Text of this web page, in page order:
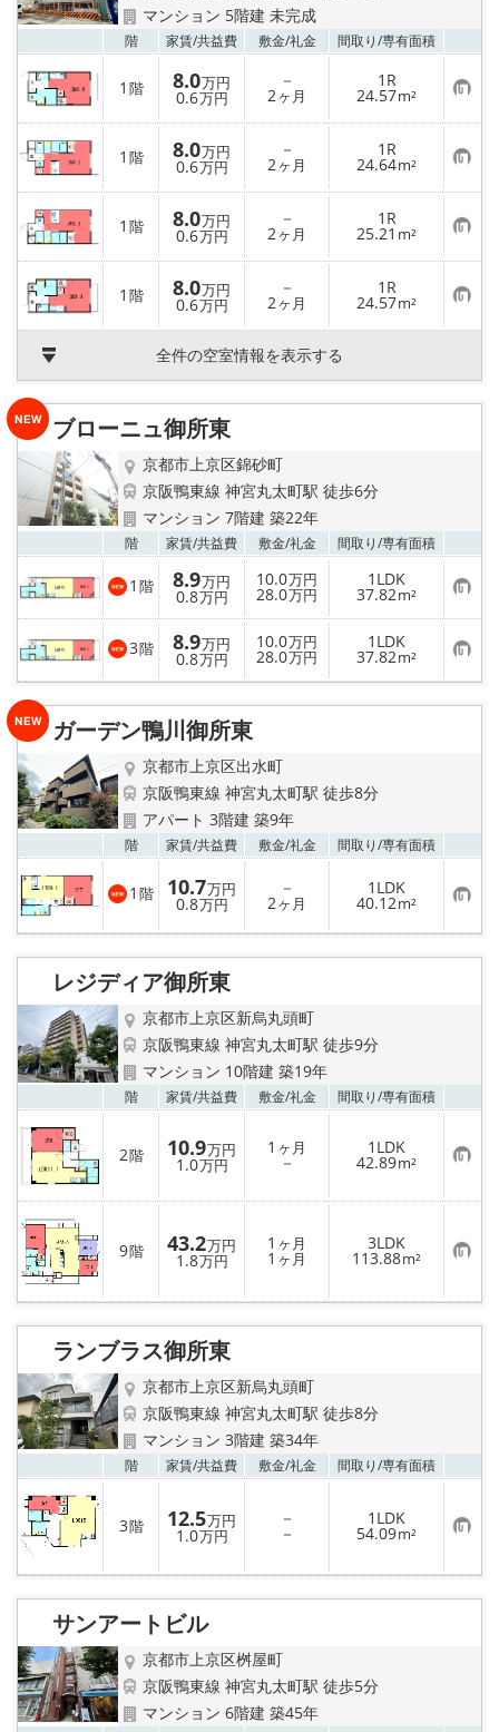
マンション 5階建 未完成
階 家賃/共益費 敷金/礼金 間取り/専有面積
1 階 8.0万円
0.6万円
－
2ヶ月
1R
24.57m² お
気
に
入
り
登
録
1 階 8.0万円
0.6万円
－
2ヶ月
1R
24.64m² お
気
に
入
り
登
録
1 階 8.0万円
0.6万円
－
2ヶ月
1R
25.21 m² お
気
に
入
り
登
録
1 階 8.0万円
0.6万円
－
2ヶ月
1R
24.57m² お
気
に
登
全件の空室情報を表示する
ブローニュ御所東
京都市上京区錦砂町
京阪鴨東線 神宮丸太町駅 徒歩6分
マンション 7階建 築22年
階 家賃/共益費 敷金/礼金 間取り/専有面積
1 階 8.9万円
0.8万円
10.0万円
28.0万円
1LDK
37.82m² お
気
に
入
り
登
録
3階 8.9万円
0.8万円
10.0万円
28.0万円
1LDK
37.82m² お
気
に
入
ガーデン鴨川御所東
京都市上京区出水町
京阪鴨東線 神宮丸太町駅 徒歩8分
アパート 3階建 築9年
階 家賃/共益費 敷金/礼金 間取り/専有面積
1 階 10.7万円
0.8万円
－
2ヶ月
1LDK
40.12m² お
気
に
り
レジディア御所東
京都市上京区新烏丸頭町
京阪鴨東線 神宮丸太町駅 徒歩9分
マンション 10階建 築19年
階 家賃/共益費 敷金/礼金 間取り/専有面積
2階 10.9万円
1.0万円
1 ヶ月
－
1LDK
42.89m² お
気
に
入
り
登
録
9階 43.2万円
1.8万円
1 ヶ月
1 ヶ月
3LDK
113.88m² お
気
に
入
ランブラス御所東
京都市上京区新烏丸頭町
京阪鴨東線 神宮丸太町駅 徒歩8分
マンション 3階建 築34年
階 家賃/共益費 敷金/礼金 間取り/専有面積
3階 12.5万円
1.0万円
－
－
1LDK
54.09m² お
気
に
入
り
サンアートビル
京都市上京区桝屋町
京阪鴨東線 神宮丸太町駅 徒歩5分
マンション 6階建 築45年